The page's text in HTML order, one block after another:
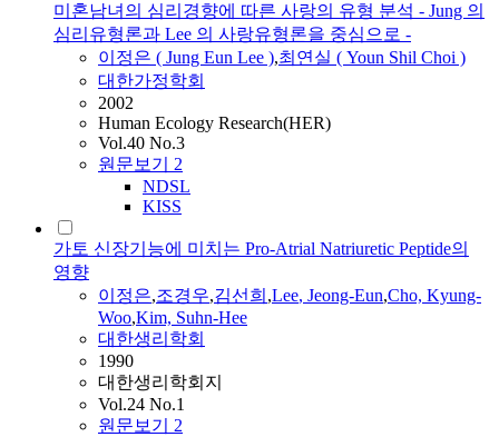
미혼남녀의 심리경향에 따른 사랑의 유형 분석 - Jung 의
심리유형론과 Lee 의 사랑유형론을 중심으로 -
이정은 ( Jung Eun Lee ),최연실 ( Youn Shil Choi )
대한가정학회
2002
Human Ecology Research(HER)
Vol.40 No.3
원문보기 2
NDSL
KISS
가토 신장기능에 미치는 Pro-Atrial Natriuretic Peptide의
영향
이정은,조경우,김선희 ,Lee, Jeong-Eun,Cho, Kyung-
Woo,Kim, Suhn-Hee
대한생리학회
1990
대한생리학회지
Vol.24 No.1
원문보기 2